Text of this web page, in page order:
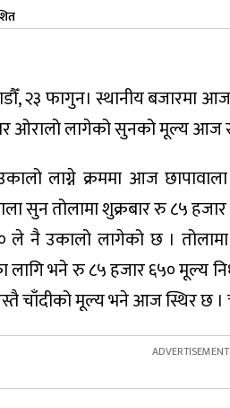
२३ फागुन। स्थानीय बजारमा
ओरालो लागेको सुनको मूल्य आज
लाग्ने क्रममा आज
सुन तोलामा शुक्रबार रु ८५
नै उकालो लागेको छ ।
भने रु ८५ हजार ६५० मूल्य
चाँदीको मूल्य भने आज स्थिर छ ।